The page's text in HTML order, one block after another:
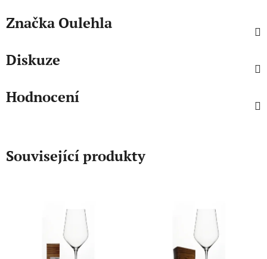
Značka Oulehla
Diskuze
Hodnocení
Související produkty